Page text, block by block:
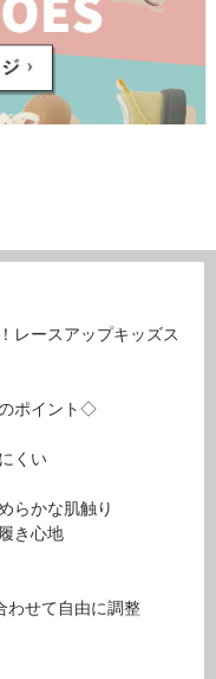
レースアップキッズス
ポイント◇
くい
らかな肌触り
き心地
わせて自由に調整